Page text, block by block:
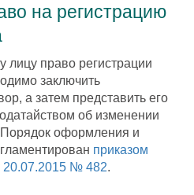
на регистрацию
лицу право регистрации
заключить
а затем представить его
об изменении
оформления и
приказом
20.07.2015 № 482.